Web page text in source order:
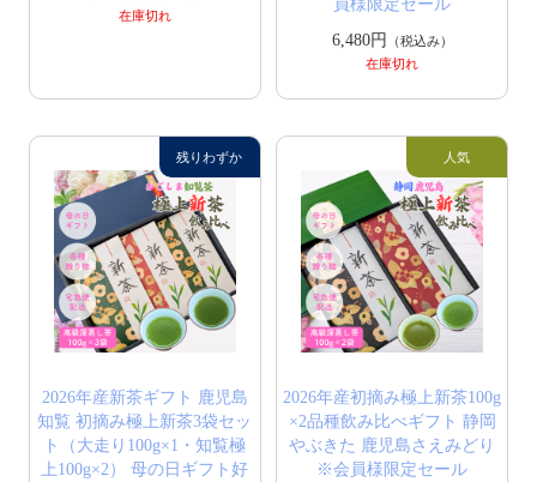
在庫切れ
員様限定セール
6,480円
（税込み）
在庫切れ
2026年産新茶ギフト 鹿児島
知覧 初摘み極上新茶3袋セッ
ト（大走り100g×1・知覧極
上100g×2） 母の日ギフト好
2026年産初摘み極上新茶100g
×2品種飲み比べギフト 静岡
やぶきた 鹿児島さえみどり
※会員様限定セール